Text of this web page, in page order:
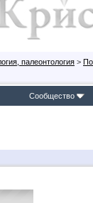
палеонтология >
Сообщество